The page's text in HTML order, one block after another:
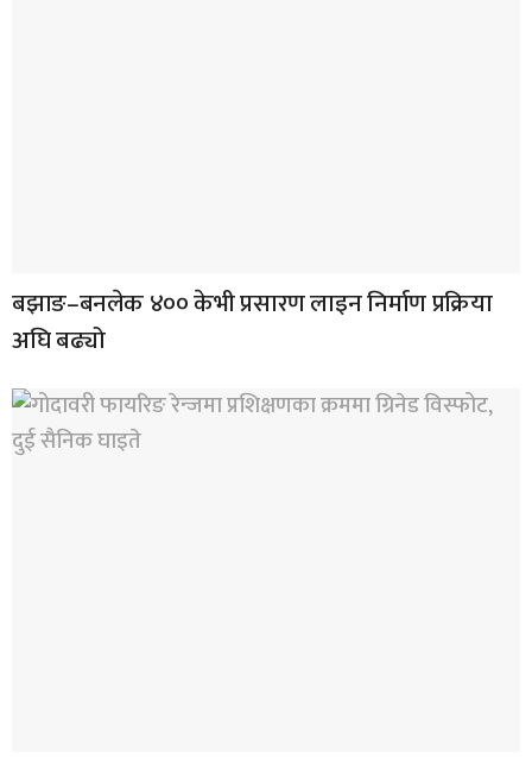
बझाङ–बनलेक ४०० केभी प्रसारण लाइन निर्माण प्रक्रिया
अघि बढ्यो